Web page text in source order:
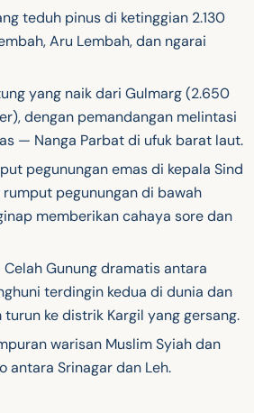
teduh pinus di ketinggian 2.130
Aru Lembah, dan ngarai
yang naik dari Gulmarg (2.650
dengan pemandangan melintasi
— Nanga Parbat di ufuk barat laut.
pegunungan emas di kepala Sind
pegunungan di bawah
memberikan cahaya sore dan
Gunung dramatis antara
terdingin kedua di dunia dan
ke distrik Kargil yang gersang.
warisan Muslim Syiah dan
antara Srinagar dan Leh.